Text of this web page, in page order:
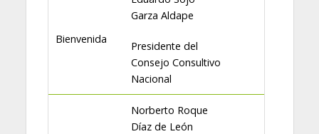
Bienvenida
Garza Aldape
Presidente del
Consejo Consultivo
Nacional
Norberto Roque
Díaz de León